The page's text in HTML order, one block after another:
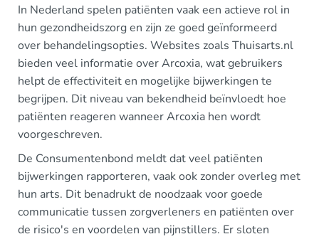
In Nederland spelen patiënten vaak een actieve rol in
hun gezondheidszorg en zijn ze goed geïnformeerd
over behandelingsopties. Websites zoals Thuisarts.nl
bieden veel informatie over Arcoxia, wat gebruikers
helpt de effectiviteit en mogelijke bijwerkingen te
begrijpen. Dit niveau van bekendheid beïnvloedt hoe
patiënten reageren wanneer Arcoxia hen wordt
voorgeschreven.
De Consumentenbond meldt dat veel patiënten
bijwerkingen rapporteren, vaak ook zonder overleg met
hun arts. Dit benadrukt de noodzaak voor goede
communicatie tussen zorgverleners en patiënten over
de risico's en voordelen van pijnstillers. Er sloten